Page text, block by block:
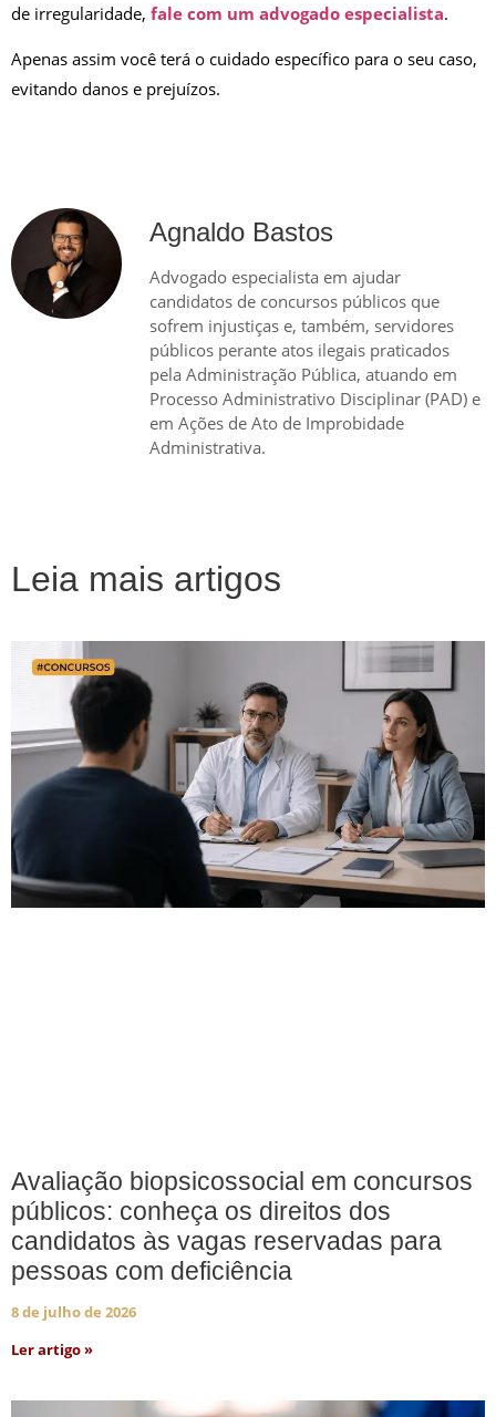
de irregularidade, fale com um advogado especialista.
Apenas assim você terá o cuidado específico para o seu caso,
evitando danos e prejuízos.
Agnaldo Bastos
Advogado especialista em ajudar
candidatos de concursos públicos que
sofrem injustiças e, também, servidores
públicos perante atos ilegais praticados
pela Administração Pública, atuando em
Processo Administrativo Disciplinar (PAD) e
em Ações de Ato de Improbidade
Administrativa.
Leia mais artigos
Avaliação biopsicossocial em concursos
públicos: conheça os direitos dos
candidatos às vagas reservadas para
pessoas com deficiência
8 de julho de 2026
Ler artigo »